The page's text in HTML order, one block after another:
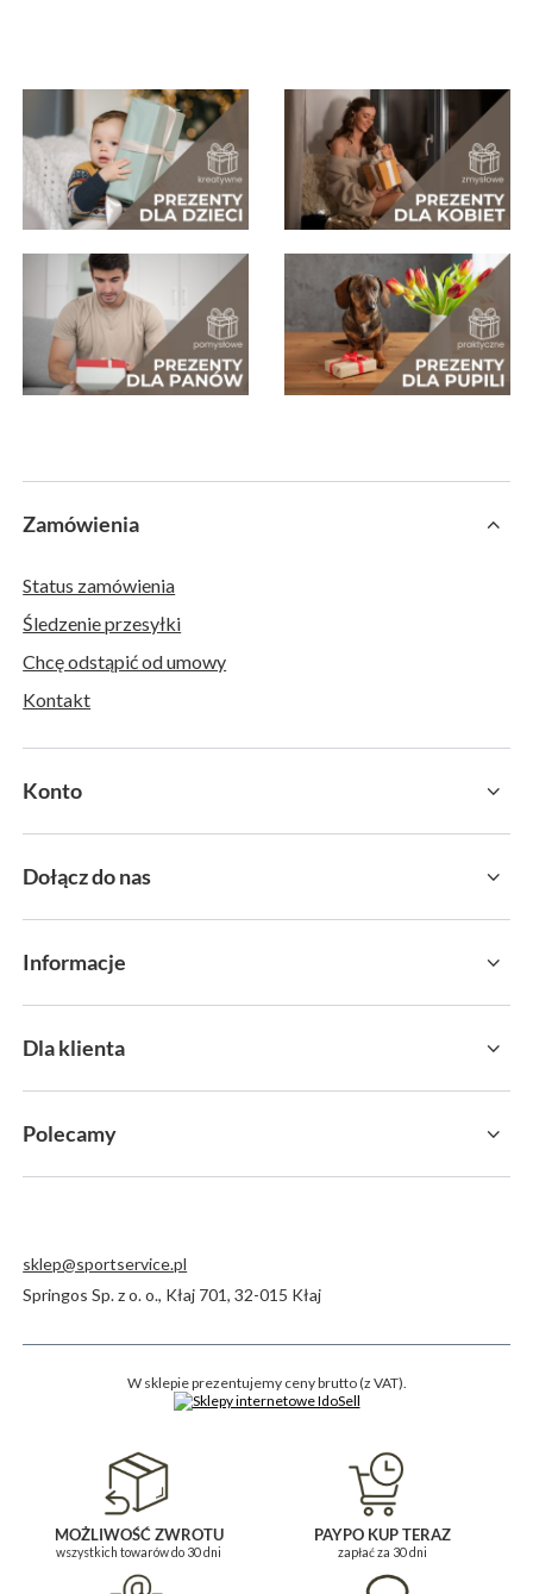
Zamówienia
Status zamówienia
Śledzenie przesyłki
Chcę odstąpić od umowy
Kontakt
Konto
Dołącz do nas
Informacje
Dla klienta
Polecamy
sklep@sportservice.pl
Springos Sp. z o. o., Kłaj 701,32-015 Kłaj
W sklepie prezentujemy ceny brutto (z VAT).
MOŻLIWOŚĆ ZWROTU
wszystkich towarów do 30 dni
PAYPO KUP TERAZ
zapłać za 30 dni